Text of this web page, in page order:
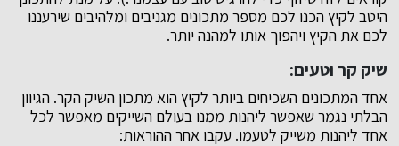
היטב לקיץ הכנו לכם מספר מתכונים מגניבים ומלהיבים שירעננו
לכם את הקיץ ויהפוך אותו למהנה יותר.
שיק קר וטעים:
אחד המתכונים השכיחים ביותר לקיץ הוא מתכון השיק הקר. הגיוון
הבלתי נגמר שאפשר ליהנות ממנו בעולם השייקים מאפשר לכל
אחד ליהנות משייק לטעמו. עקבו אחר ההוראות: